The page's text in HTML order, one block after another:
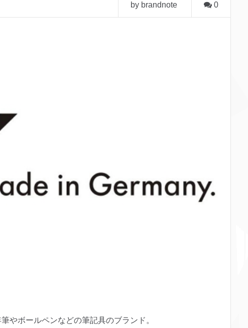
by brandnote 0
やボールペンなどの筆記具のブランド。